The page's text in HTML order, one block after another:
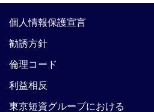
個人情報保護宣言
勧誘方針
倫理コード
利益相反
東京短資グループにおける